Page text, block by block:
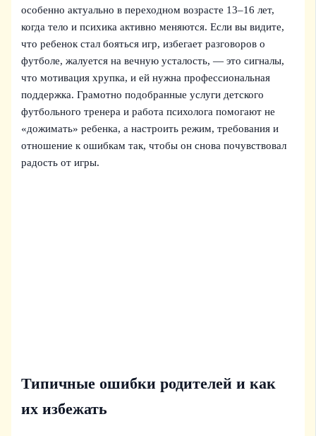
особенно актуально в переходном возрасте 13–16 лет,
когда тело и психика активно меняются. Если вы видите,
что ребенок стал бояться игр, избегает разговоров о
футболе, жалуется на вечную усталость, — это сигналы,
что мотивация хрупка, и ей нужна профессиональная
поддержка. Грамотно подобранные услуги детского
футбольного тренера и работа психолога помогают не
«дожимать» ребенка, а настроить режим, требования и
отношение к ошибкам так, чтобы он снова почувствовал
радость от игры.
Типичные ошибки родителей и как
их избежать